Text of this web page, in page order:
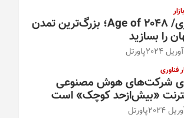
بازی/ Age of 2048؛ بزرگ‌ترین تمدن
را بسازید
پاورتل
فناوری
شرکت‌های هوش مصنوعی
«بیش‌از‌حد کوچک» است
پاورتل